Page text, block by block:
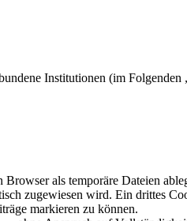
Institutionen (im
als temporäre Dateien
zugewiesen wird. Ein drittes
markieren zu können.